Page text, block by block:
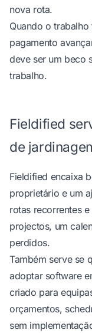
nova rota.
Quando o
pagamento
deve ser um beco
trabalho.
Fieldified
de
Fieldified encaixa
proprietário e um
rotas recorrentes
projectos, um
perdidos.
Também serve se
adoptar software
criado para
orçamentos,
sem